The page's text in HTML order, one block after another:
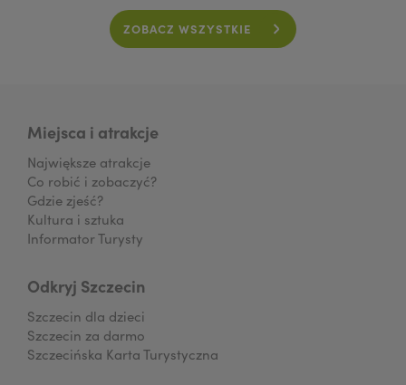
ZOBACZ WSZYSTKIE
Miejsca i atrakcje
Największe atrakcje
Co robić i zobaczyć?
Gdzie zjeść?
Kultura i sztuka
Informator Turysty
Odkryj Szczecin
Szczecin dla dzieci
Szczecin za darmo
Szczecińska Karta Turystyczna